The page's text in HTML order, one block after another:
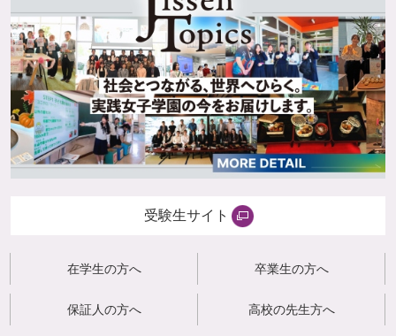
受験生サイト
在学生の方へ 卒業生の方へ
保証人の方へ 高校の先生方へ